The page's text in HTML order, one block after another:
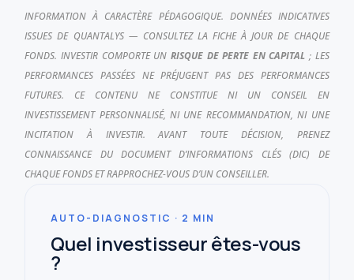
INFORMATION À CARACTÈRE PÉDAGOGIQUE. DONNÉES INDICATIVES
ISSUES DE QUANTALYS — CONSULTEZ LA FICHE À JOUR DE CHAQUE
FONDS. INVESTIR COMPORTE UN RISQUE DE PERTE EN CAPITAL ; LES
PERFORMANCES PASSÉES NE PRÉJUGENT PAS DES PERFORMANCES
FUTURES. CE CONTENU NE CONSTITUE NI UN CONSEIL EN
INVESTISSEMENT PERSONNALISÉ, NI UNE RECOMMANDATION, NI UNE
INCITATION À INVESTIR. AVANT TOUTE DÉCISION, PRENEZ
CONNAISSANCE DU DOCUMENT D’INFORMATIONS CLÉS (DIC) DE
CHAQUE FONDS ET RAPPROCHEZ-VOUS D’UN CONSEILLER.
AUTO-DIAGNOSTIC · 2 MIN
Quel investisseur êtes-vous
?